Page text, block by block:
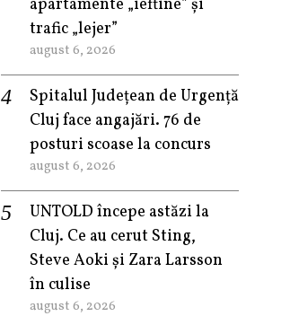
apartamente „ieftine” și
trafic „lejer”
august 6, 2026
Spitalul Județean de Urgență
Cluj face angajări. 76 de
posturi scoase la concurs
august 6, 2026
UNTOLD începe astăzi la
Cluj. Ce au cerut Sting,
Steve Aoki și Zara Larsson
în culise
august 6, 2026